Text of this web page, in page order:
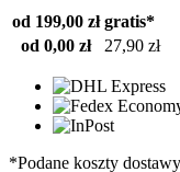
od 199,00 zł gratis*
od 0,00 zł
27,90 zł
*Podane koszty